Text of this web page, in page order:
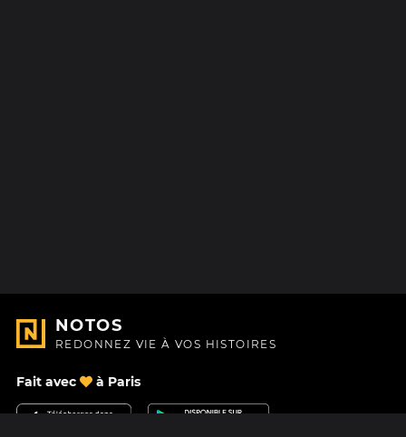
NOTOS
REDONNEZ VIE À VOS HISTOIRES
Fait avec à Paris